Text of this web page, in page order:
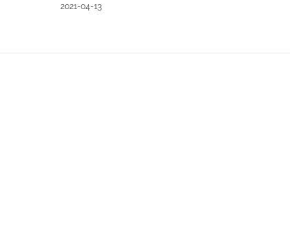
2021-04-13